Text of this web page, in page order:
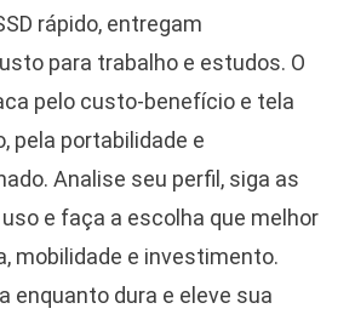
rápido, entregam
para trabalho e estudos. O
pelo custo-benefício e tela
pela portabilidade e
Analise seu perfil, siga as
e faça a escolha que melhor
mobilidade e investimento.
enquanto dura e eleve sua